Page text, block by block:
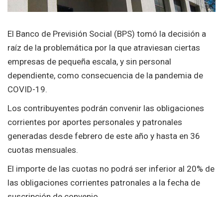
El Banco de Previsión Social (BPS) tomó la decisión a
raíz de la problemática por la que atraviesan ciertas
empresas de pequeña escala, y sin personal
dependiente, como consecuencia de la pandemia de
COVID-19.
Los contribuyentes podrán convenir las obligaciones
corrientes por aportes personales y patronales
generadas desde febrero de este año y hasta en 36
cuotas mensuales.
El importe de las cuotas no podrá ser inferior al 20% de
las obligaciones corrientes patronales a la fecha de